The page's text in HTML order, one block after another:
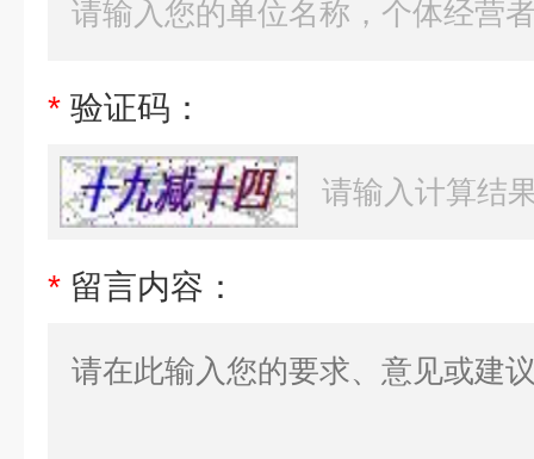
* 验证码：
* 留言内容：